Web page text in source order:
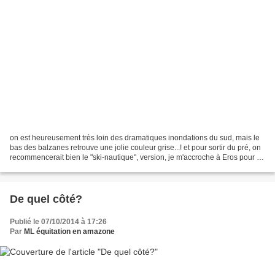
on est heureusement très loin des dramatiques inondations du sud, mais le
bas des balzanes retrouve une jolie couleur grise...! et pour sortir du pré, on
recommencerait bien le "ski-nautique", version, je m'accroche à Eros pour ne
De quel côté?
Publié le 07/10/2014 à 17:26
Par ML équitation en amazone